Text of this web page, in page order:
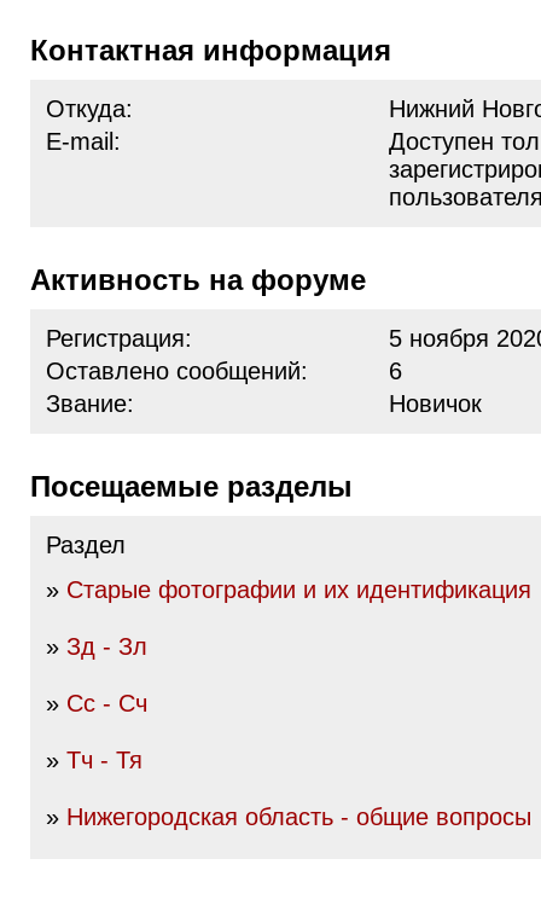
Контактная информация
Откуда:
Нижний
E-mail:
Доступен
Активность на форуме
Регистрация:
5 ноября
Оставлено сообщений:
6
Звание:
Новичок
Посещаемые разделы
Раздел
» Старые фотографии и их идентификация
» Зд - Зл
» Сс - Сч
» Тч - Тя
» Нижегородская область - общие вопросы